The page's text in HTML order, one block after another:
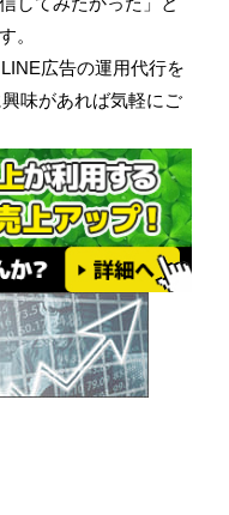
。
広告の運用代行を
味があれば気軽にご